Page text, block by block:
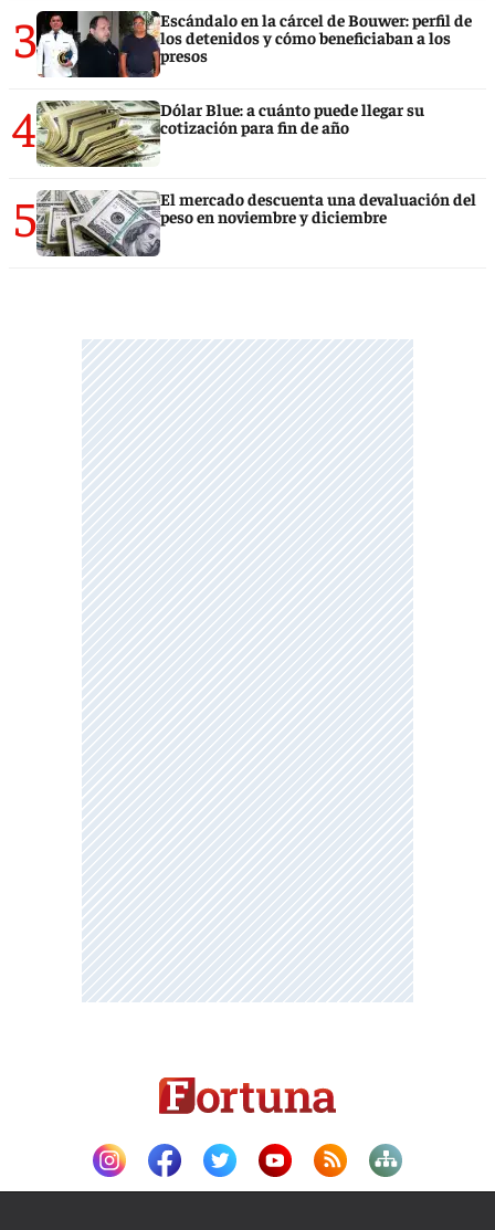
3
Escándalo en la cárcel de Bouwer: perfil de
los detenidos y cómo beneficiaban a los
presos
4
Dólar Blue: a cuánto puede llegar su
cotización para fin de año
5
El mercado descuenta una devaluación del
peso en noviembre y diciembre